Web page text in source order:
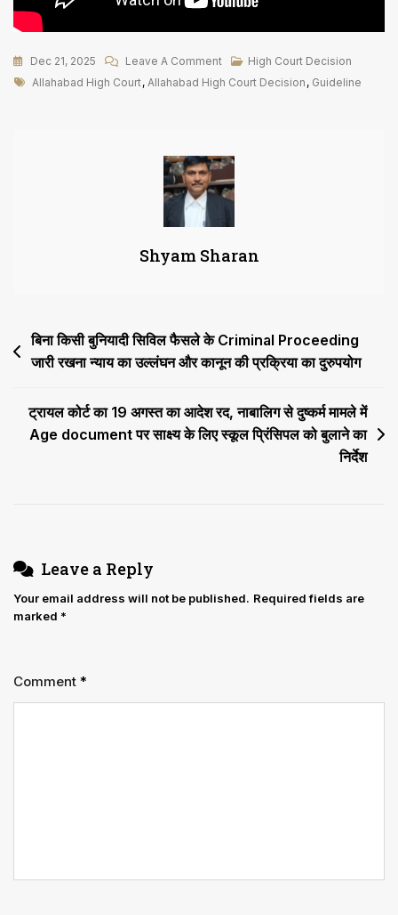
Dec 21, 2025 Leave A CommentOn
डीके
Guideline
की
पर
SHO
कर्मचारियों
को
नोटिस
High Court Decision
Tags
Allahabad High Court, Allahabad High Court Decision , Guideline
Shyam Sharan
Post
navigation
बिना किसी बुनियादी सिविल फैसले के Criminal Proceeding
जारी रखना न्याय का उल्लंघन और कानून की प्रक्रिया का दुरुपयोग
ट्रायल कोर्ट का 19 अगस्त का आदेश रद, नाबालिग से दुष्कर्म मामले में
Age document पर साक्ष्य के लिए स्कूल प्रिंसिपल को बुलाने का
निर्देश
Leave a Reply
Your email address will not be published. Required fields are
marked *
Comment *